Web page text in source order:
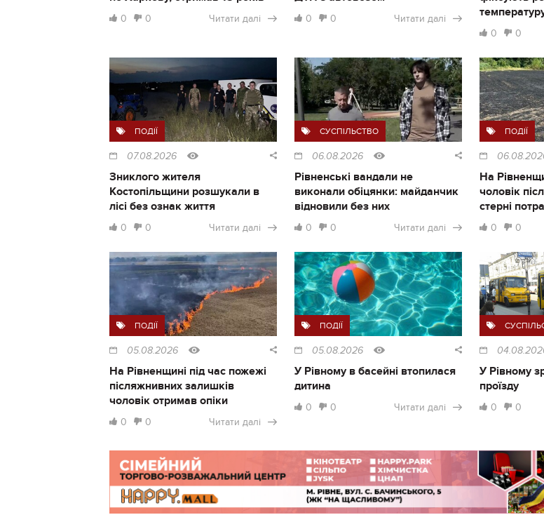
0 0 Читати далі 0 0 Читати далі
0 0
ПОДІЇ
07.08.2026
Зниклого жителя
Костопільщини розшукали в
лісі без ознак життя
0 0 Читати далі
СУСПІЛЬСТВО
06.08.2026
Рівненські вандали не
виконали обіцянки: майданчик
відновили без них
0 0 Читати далі
ПОДІЇ
На
чоловік
стерні
0 0
ПОДІЇ
05.08.2026
На Рівненщині під час пожежі
післяжнивних залишків
чоловік отримав опіки
0 0 Читати далі
ПОДІЇ
05.08.2026
У Рівному в басейні втопилася
дитина
0 0 Читати далі
У Рівному
проїзду
0 0